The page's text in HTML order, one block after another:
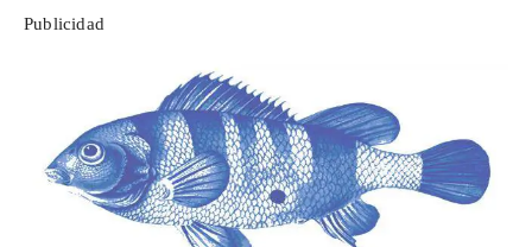
Publicidad